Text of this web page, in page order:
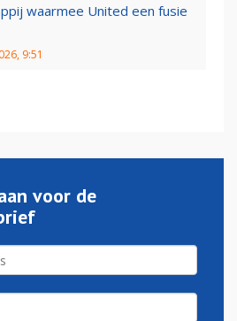
waarmee United een fusie
9:51
voor de